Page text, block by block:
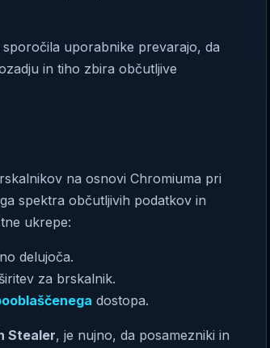
uporabnike prevarajo, da
in tiho zbira občutljive
na osnovi Chromiuma pri
spektra občutljivih podatkov in
ukrepe:
delujoča.
za brskalnik.
dostopa.
Stealer, je nujno, da posamezniki in